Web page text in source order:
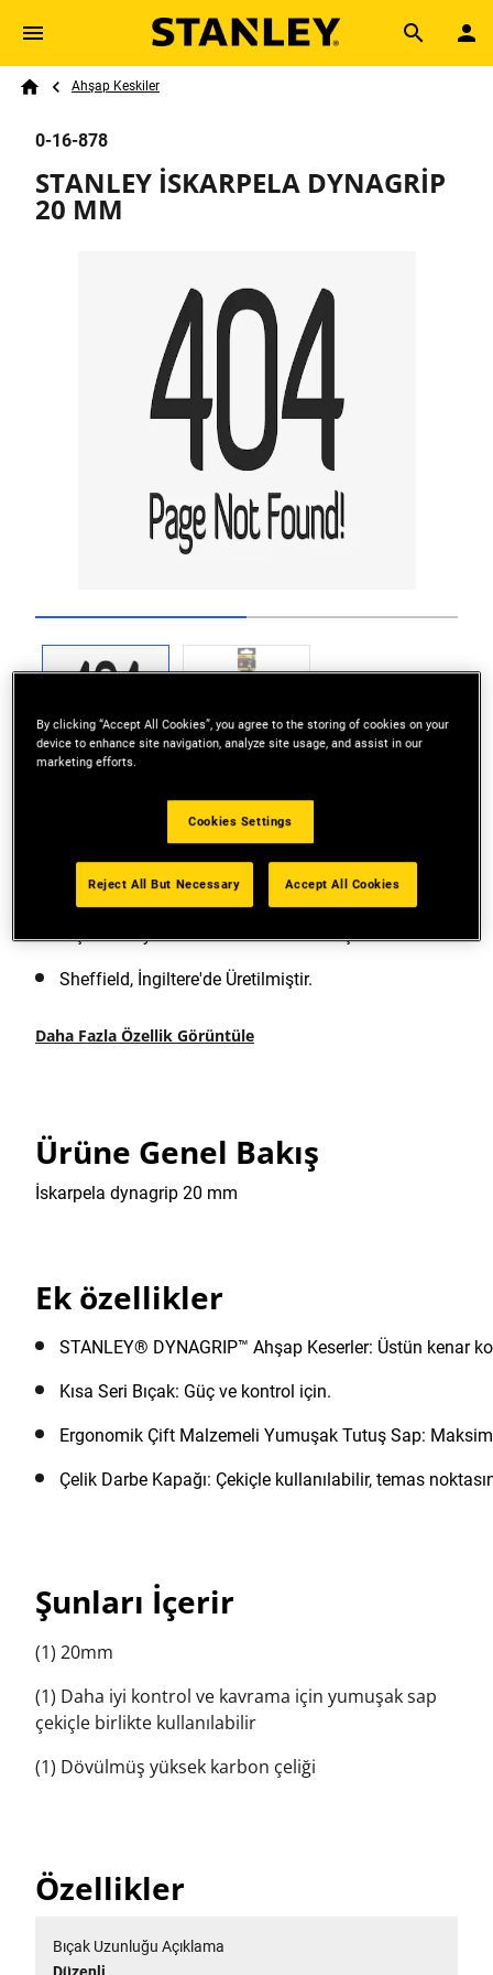
Skip to main content
Search
Breadcrumb
Ahşap Keskiler
Go to slide 1 Go to slide 2
0-16-878
STANLEY İSKARPELA DYNAGRİP
20 MM
Lake Kaplı Bıçak: Korozyon koruması sağlar.
Bıçak Koruyucu ile Teslim: Güvenlik için.
Sheffield, İngiltere'de Üretilmiştir.
Daha Fazla Özellik Görüntüle
Ürüne Genel Bakış
İskarpela dynagrip 20 mm
Ek özellikler
STANLEY® DYNAGRIP™ Ahşap Keserler: Üstün kenar
Kısa Seri Bıçak: Güç ve kontrol için.
Ergonomik Çift Malzemeli Yumuşak Tutuş Sap:
Çelik Darbe Kapağı: Çekiçle kullanılabilir, temas
Şunları İçerir
(1) 20mm
(1) Daha iyi kontrol ve kavrama için yumuşak sap
çekiçle birlikte kullanılabilir
(1) Dövülmüş yüksek karbon çeliği
Özellikler
Bıçak Uzunluğu Açıklama
By clicking “Accept All Cookies”, you agree to the storing of cookies on your
device to enhance site navigation, analyze site usage, and assist in our
marketing efforts.
Cookies Settings
Reject All But Necessary Accept All Cookies